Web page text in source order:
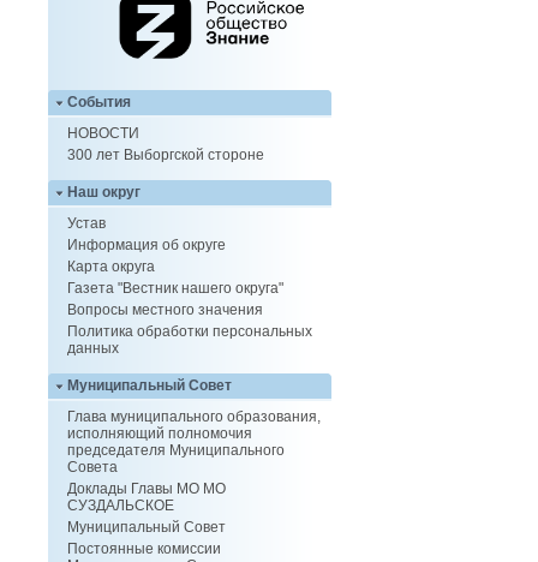
События
НОВОСТИ
300 лет Выборгской стороне
Наш округ
Устав
Информация об округе
Карта округа
Газета "Вестник нашего округа"
Вопросы местного значения
Политика обработки персональных
данных
Муниципальный Совет
Глава муниципального образования,
исполняющий полномочия
председателя Муниципального
Совета
Доклады Главы МО МО
СУЗДАЛЬСКОЕ
Муниципальный Совет
Постоянные комиссии